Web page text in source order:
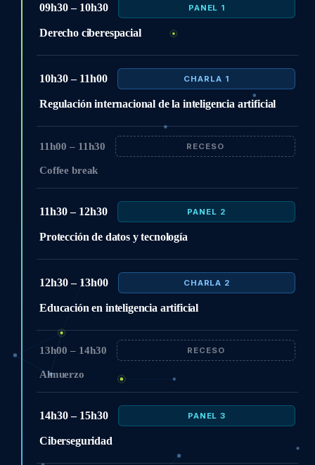
09h30 – 10h30 PANEL 1
Derecho ciberespacial
10h30 – 11h00 CHARLA 1
Regulación internacional de la inteligencia artificial
11h00 – 11h30 RECESO
Coffee break
11h30 – 12h30 PANEL 2
Protección de datos y tecnología
12h30 – 13h00 CHARLA 2
Educación en inteligencia artificial
13h00 – 14h30 RECESO
Almuerzo
14h30 – 15h30 PANEL 3
Ciberseguridad